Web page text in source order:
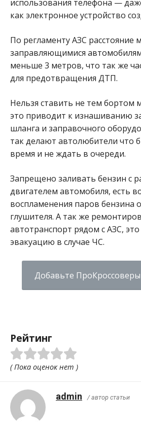
использования телефона —
как электронное устройство
По регламенту АЗС расстояние
заправляющимися
меньше 3 метров, что так же
для предотвращения ДТП.
Нельзя ставить не тем бортом
это приводит к изнашиванию
шланга и заправочного
так делают автолюбители что
время и не ждать в очереди.
Запрещено заливать бензин с
двигателем автомобиля, есть
воспламенения паров бензина
глушителя. А так же
автотранспорт рядом с АЗС,
эвакуацию в случае ЧС.
Добавьте
Рейтинг
( Пока оценок нет )
admin / автор статьи